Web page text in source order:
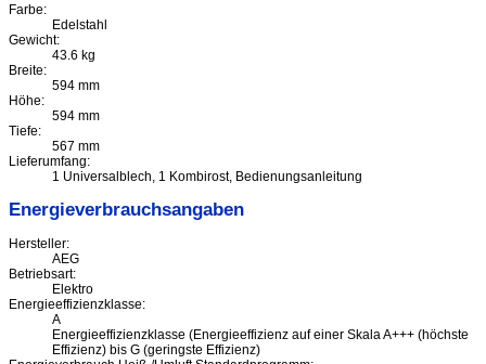
Farbe:
Edelstahl
Gewicht:
43.6 kg
Breite:
594 mm
Höhe:
594 mm
Tiefe:
567 mm
Lieferumfang:
1 Universalblech, 1 Kombirost, Bedienungsanleitung
Energieverbrauchsangaben
Hersteller:
AEG
Betriebsart:
Elektro
Energieeffizienzklasse:
A
Energieeffizienzklasse (Energieeffizienz auf einer Skala A+++ (höchste
Effizienz) bis G (geringste Effizienz)